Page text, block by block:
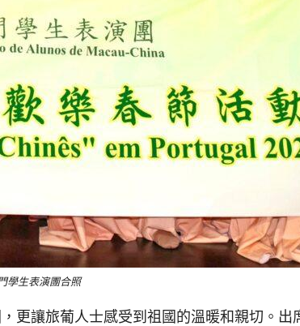
學生表演團合照
更讓旅葡人士感受到祖國的溫暖和親切。出